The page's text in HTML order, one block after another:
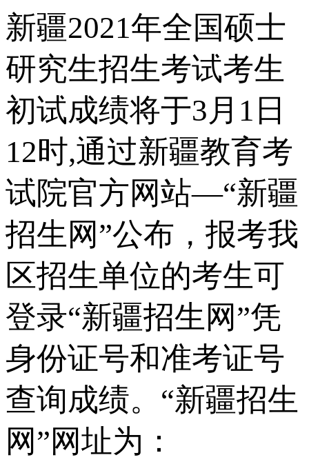
新疆2021年全国硕士
研究生招生考试考生
初试成绩将于3月1日
12时,通过新疆教育考
试院官方网站—“新疆
招生网”公布，报考我
区招生单位的考生可
登录“新疆招生网”凭
身份证号和准考证号
查询成绩。“新疆招生
网”网址为：